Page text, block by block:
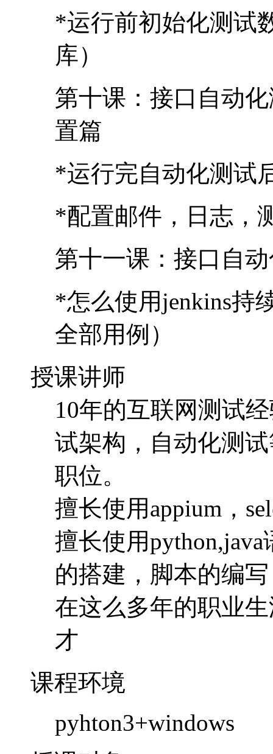
置篇
*运行完自动化测试
*配置邮件，日志，
第十一课：接口自
*怎么使用jenkins持
全部用例）
授课讲师
10年的互联网测试
试架构，自动化测
职位。
擅长使用appium，
擅长使用
的搭建，脚本的编
在这么多年的职业
才
课程环境
pyhton3+windows
授课对象
测试工程师
自动化测试工程师